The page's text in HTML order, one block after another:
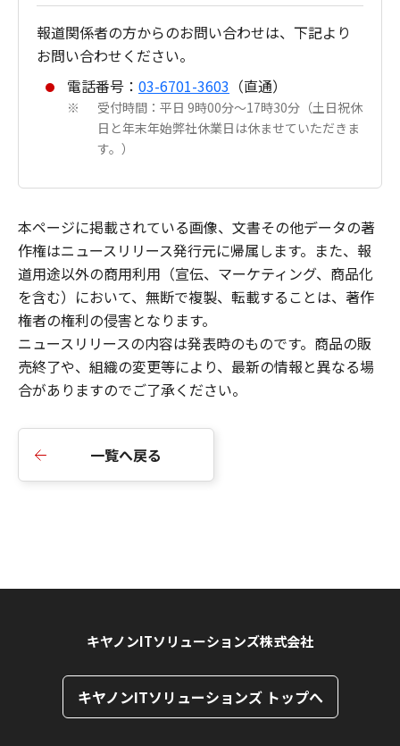
報道関係者の方からのお問い合わせは、下記より
お問い合わせください。
電話番号： 03-6701-3603 （直通）
※
受付時間：平日 9時00分～17時30分（土日祝休
日と年末年始弊社休業日は休ませていただきま
す。）
本ページに掲載されている画像、文書その他データの著
作権はニュースリリース発行元に帰属します。また、報
道用途以外の商用利用（宣伝、マーケティング、商品化
を含む）において、無断で複製、転載することは、著作
権者の権利の侵害となります。
ニュースリリースの内容は発表時のものです。商品の販
売終了や、組織の変更等により、最新の情報と異なる場
合がありますのでご了承ください。
一覧へ戻る
キヤノンITソリューションズ株式会社
キヤノンITソリューションズ トップへ